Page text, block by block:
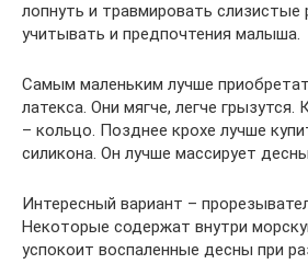
лопнуть и травмировать слизистые
учитывать и предпочтения малыша.
Самым маленьким лучше
латекса. Они мягче, легче
– кольцо. Позднее крохе лучше
силикона. Он лучше массирует
Интересный вариант –
Некоторые содержат внутри
успокоит воспаленные десны при